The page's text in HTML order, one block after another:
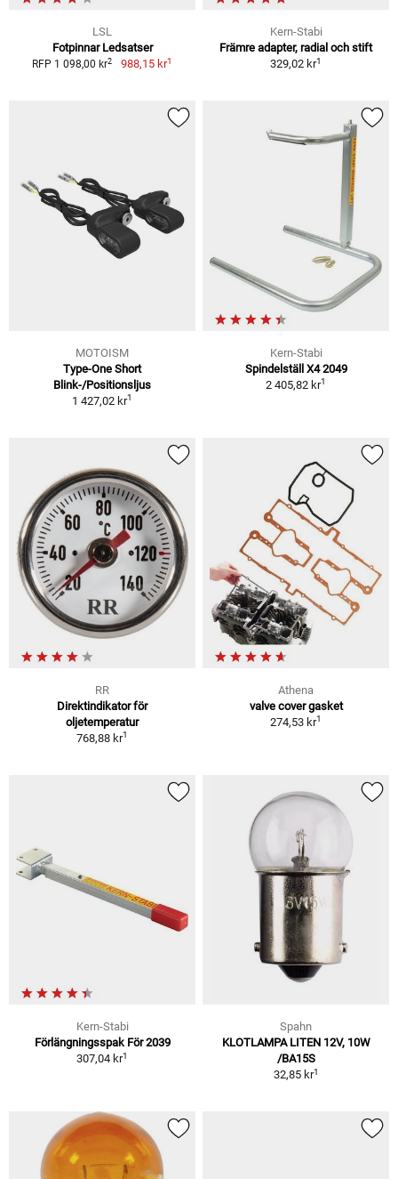
LSL
Fotpinnar Ledsatser
RFP 1 098,00 kr2 988,15 kr1
Kern-Stabi
Främre adapter, radial och stift
329,02 kr1
MOTOISM
Type-One Short
Blink-/Positionsljus
1 427,02 kr1
Kern-Stabi
Spindelställ X4 2049
2 405,82 kr1
RR
Direktindikator för
oljetemperatur
768,88 kr1
Athena
valve cover gasket
274,53 kr1
Kern-Stabi
Förlängningsspak För 2039
307,04 kr1
Spahn
KLOTLAMPA LITEN 12V, 10W
/BA15S
32,85 kr1